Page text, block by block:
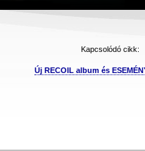
Kapcsolódó cikk:
Új RECOIL album és